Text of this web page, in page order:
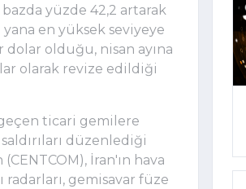
yüzde 42,2 artarak
en yüksek seviyeye
olduğu, nisan ayına
olarak revize edildiği
ticari gemilere
düzenlediği
İran'ın hava
radarları, gemisavar füze